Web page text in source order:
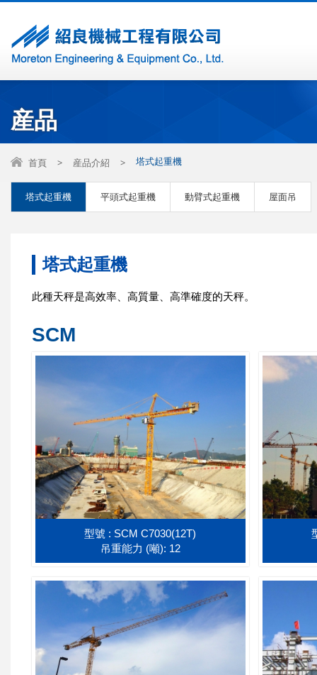
産品
首頁 > 産品介紹 > 塔式起重機
塔式起重機 平頭式起重機 動臂式起重機 屋面吊
塔式起重機
此種天秤是高效率、高質量、高準確度的天秤。
SCM
型號 : SCM C7030(12T)
吊重能力 (噸): 12